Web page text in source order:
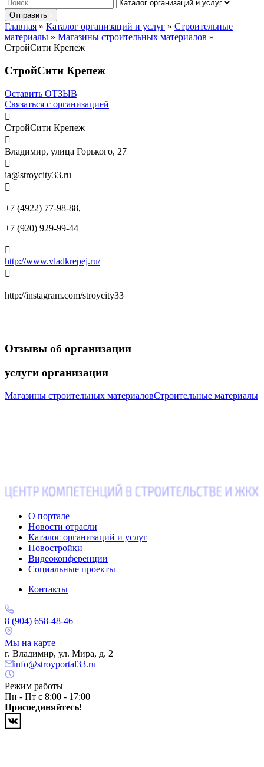
for:
Отправить
Главная » Каталог организаций и услуг » Строительные
материалы » Магазины строительных материалов »
СтройСити Крепеж
СтройСити Крепеж
Оставить ОТЗЫВ
Связаться с организацией

СтройСити Крепеж

Владимир, улица Горького, 27

ia@stroycity33.ru

+7 (4922) 77-98-88,
+7 (920) 929-99-44

http://www.vladkrepej.ru/

http://instagram.com/stroycity33
Отзывы об организации
услуги организации
Магазины строительных материаловСтроительные материалы
О портале
Новости отрасли
Каталог организаций и услуг
Новостройки
Видеоконференции
Социальные проекты
Контакты
8 (904) 658-48-46
Мы на карте
г. Владимир, ул. Мира, д. 2
info@stroyportal33.ru
Режим работы
Пн - Пт с 8:00 - 17:00
Присоединяйтесь!